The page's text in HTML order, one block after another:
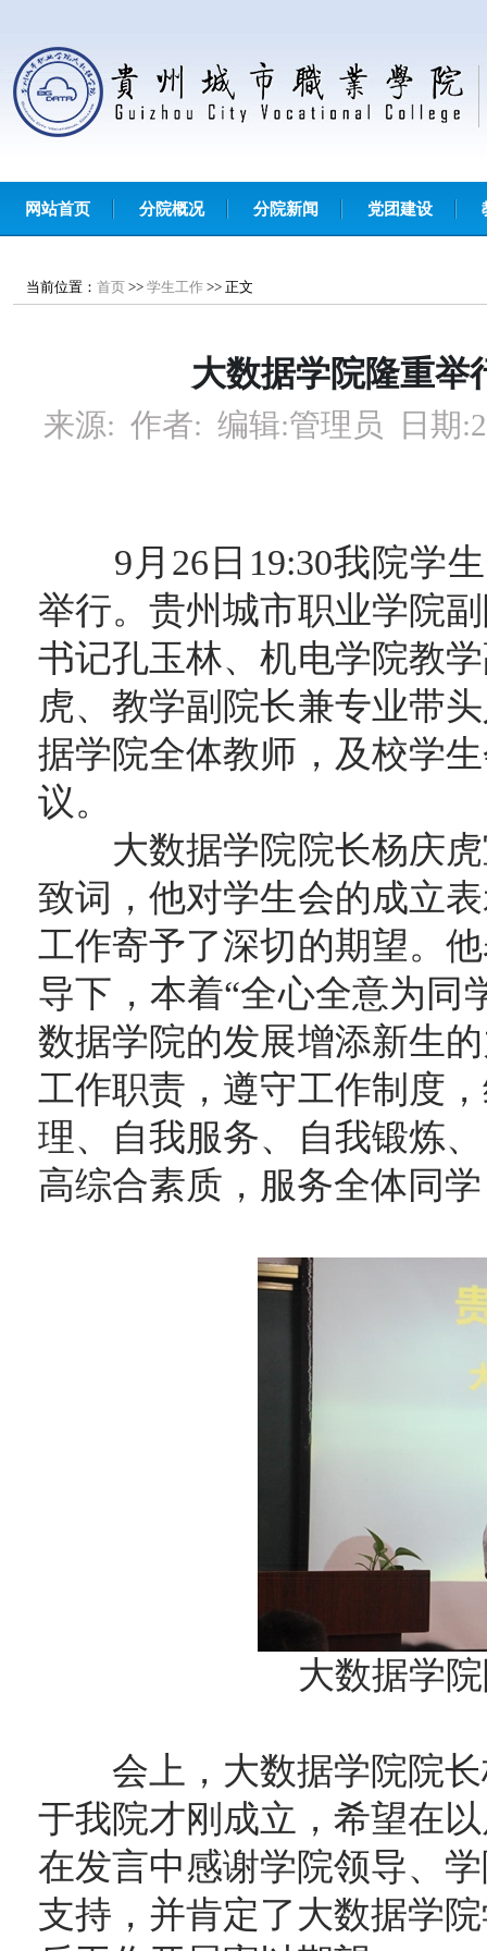
网站首页 分院概况 分院新闻 党团建设
当前位置： 首页 >> 学生工作 >> 正文
大数据学院隆重举
来源: 作者: 编辑:管理员 日期:
9月26日19:30我院学生
举行。贵州城市职业学院
书记孔玉林、机电学院教
虎、教学副院长兼专业带
据学院全体教师，及校学
议。
大数据学院院长杨庆虎
致词，他对学生会的成立
工作寄予了深切的期望。
导下，本着“全心全意为同
数据学院的发展增添新生
工作职责，遵守工作制度
理、自我服务、自我锻炼
高综合素质，服务全体同
大数据学
会上，大数据学院院长
于我院才刚成立，希望在
在发言中感谢学院领导、
支持，并肯定了大数据学